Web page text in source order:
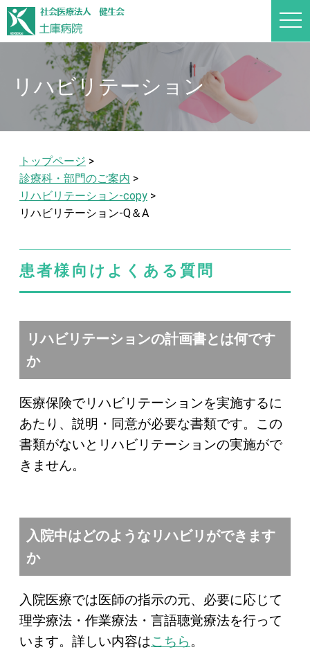
t
o
a
リハビリテーション
トップページ >
診療科・部門のご案内 >
リハビリテーション-copy >
リハビリテーション-Q＆A
患者様向けよくある質問
リハビリテーションの計画書とは何です
か
医療保険でリハビリテーションを実施するに
あたり、説明・同意が必要な書類です。この
書類がないとリハビリテーションの実施がで
きません。
入院中はどのようなリハビリができます
か
入院医療では医師の指示の元、必要に応じて
理学療法・作業療法・言語聴覚療法を行って
います。詳しい内容はこちら 。